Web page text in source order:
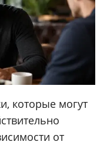
которые могут
от